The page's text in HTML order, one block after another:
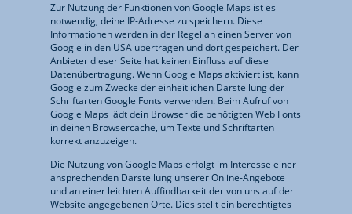
Zur Nutzung der Funktionen von Google Maps ist es
notwendig, deine IP-Adresse zu speichern. Diese
Informationen werden in der Regel an einen Server von
Google in den USA übertragen und dort gespeichert. Der
Anbieter dieser Seite hat keinen Einfluss auf diese
Datenübertragung. Wenn Google Maps aktiviert ist, kann
Google zum Zwecke der einheitlichen Darstellung der
Schriftarten Google Fonts verwenden. Beim Aufruf von
Google Maps lädt dein Browser die benötigten Web Fonts
in deinen Browsercache, um Texte und Schriftarten
korrekt anzuzeigen.
Die Nutzung von Google Maps erfolgt im Interesse einer
ansprechenden Darstellung unserer Online-Angebote
und an einer leichten Auffindbarkeit der von uns auf der
Website angegebenen Orte. Dies stellt ein berechtigtes